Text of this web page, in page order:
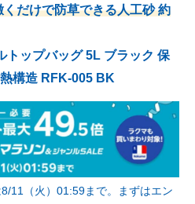
だけで防草できる人工砂 約
トップバッグ 5L ブラック 保
構造 RFK-005 BK
8/11（火）01:59まで。まずはエン